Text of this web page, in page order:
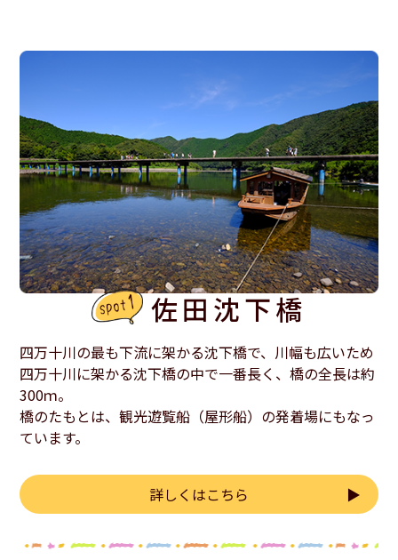
佐田沈下橋
四万十川の最も下流に架かる沈下橋で、川幅も広いため
四万十川に架かる沈下橋の中で一番長く、橋の全長は約
300ｍ。
橋のたもとは、観光遊覧船（屋形船）の発着場にもなっ
ています。
詳しくはこちら